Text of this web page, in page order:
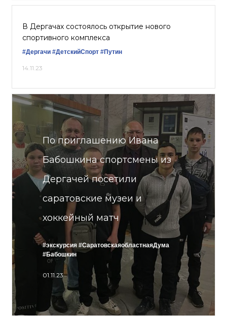
В Дергачах состоялось открытие нового
спортивного комплекса
#Дергачи #ДетскийСпорт #Путин
14.11.23
По приглашению Ивана
Бабошкина спортсмены из
Дергачей посетили
саратовские музеи и
хоккейный матч
#экскурсия #СаратовскаяобластнаяДума
#Бабошкин
01.11.23